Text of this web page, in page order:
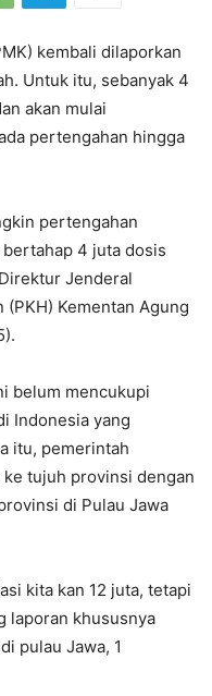
kembali dilaporkan
Untuk itu, sebanyak 4
akan mulai
pertengahan hingga
pertengahan
4 juta dosis
Jenderal
(PKH) Kementan Agung
belum mencukupi
Indonesia yang
itu, pemerintah
tujuh provinsi dengan
di Pulau Jawa
kita kan 12 juta, tetapi
laporan khususnya
pulau Jawa, 1